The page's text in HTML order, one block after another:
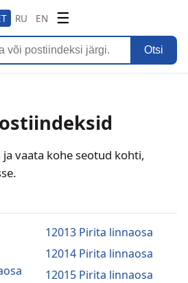
RU EN ☰
Otsi
vaata kohe seotud kohti,
12013 Pirita linnaosa
12014 Pirita linnaosa
12015 Pirita linnaosa